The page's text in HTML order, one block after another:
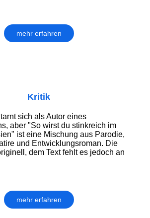
mehr erfahren
Kritik
sich als Autor eines
aber "So wirst du stinkreich im
ist eine Mischung aus Parodie,
und Entwicklungsroman. Die
dem Text fehlt es jedoch an
mehr erfahren